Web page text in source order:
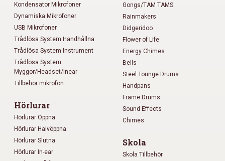
Kondensator Mikrofoner
Dynamiska Mikrofoner
USB Mikrofoner
Trådlösa System Handhållna
Trådlösa System Instrument
Trådlösa System
Myggor/Headset/Inear
Tillbehör mikrofon
Hörlurar
Hörlurar Öppna
Hörlurar Halvöppna
Hörlurar Slutna
Hörlurar In-ear
Gongs/TAM TAMS
Rainmakers
Didgeridoo
Flower of Life
Energy Chimes
Bells
Steel Tounge Drums
Handpans
Frame Drums
Sound Effects
Chimes
Skola
Skola Tillbehör